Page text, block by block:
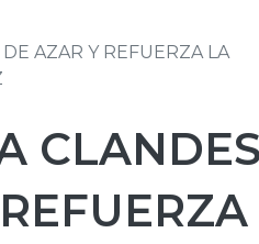
AZAR Y REFUERZA LA